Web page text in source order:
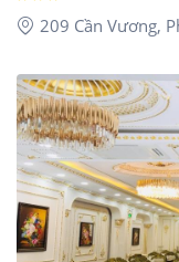
209 Cần Vương,